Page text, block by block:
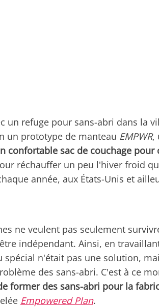
un refuge pour sans-abri dans la
un prototype de manteau EMPWR,
confortable sac de couchage
réchauffer un peu l'hiver froid
année, aux États-Unis et
ne veulent pas seulement
indépendant. Ainsi, en
spécial n'était pas une solution,
des sans-abri. C'est à ce
former des sans-abri pour la
Empowered Plan.